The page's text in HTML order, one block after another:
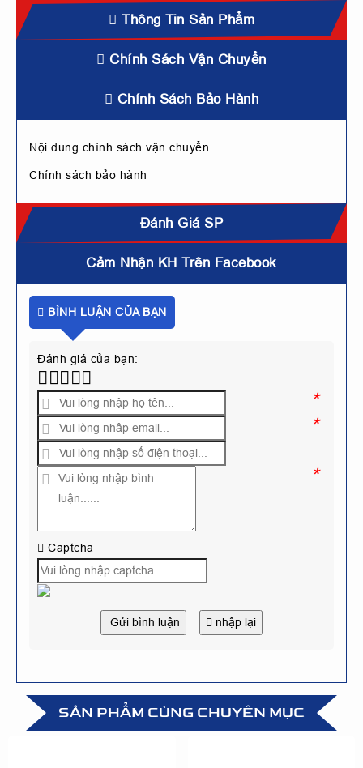
Thông Tin Sản Phẩm
Chính Sách Vận Chuyển
Chính Sách Bảo Hành
Nội dung chính sách vận chuyển
Chính sách bảo hành
Đánh Giá SP
Cảm Nhận KH Trên Facebook
BÌNH LUẬN CỦA BẠN
Đánh giá của bạn:
*
*
*
Captcha
Gửi bình luận nhập lại
SẢN PHẨM CÙNG CHUYÊN MỤC